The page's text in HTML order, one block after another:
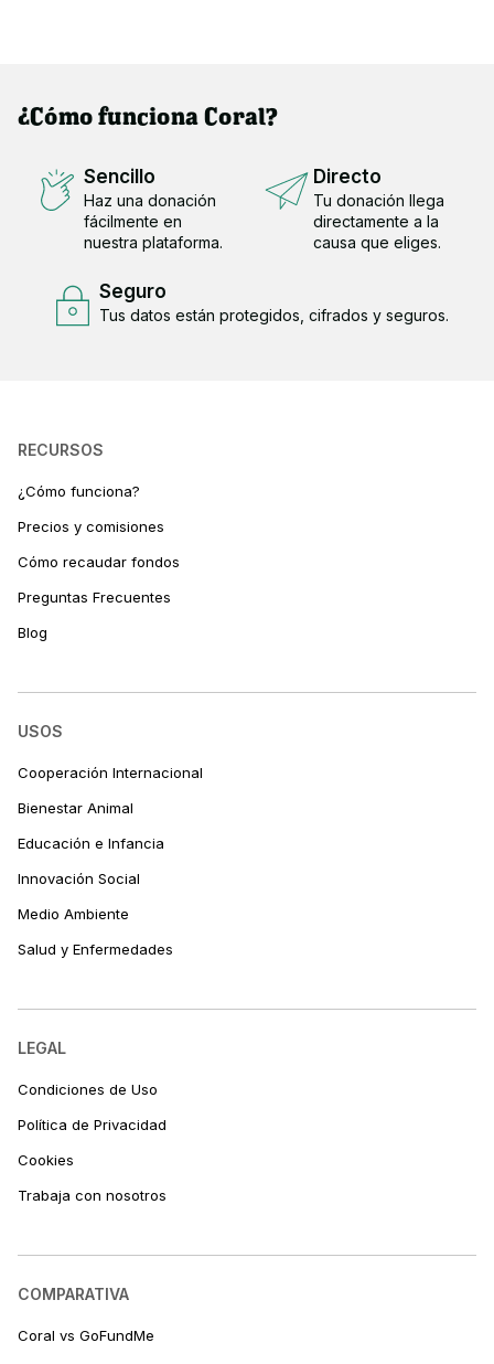
¿Cómo funciona Coral?
Sencillo
Haz una donación
fácilmente en
nuestra plataforma.
Directo
Tu donación llega
directamente a la
causa que eliges.
Seguro
Tus datos están protegidos, cifrados y seguros.
RECURSOS
¿Cómo funciona?
Precios y comisiones
Cómo recaudar fondos
Preguntas Frecuentes
Blog
USOS
Cooperación Internacional
Bienestar Animal
Educación e Infancia
Innovación Social
Medio Ambiente
Salud y Enfermedades
LEGAL
Condiciones de Uso
Política de Privacidad
Cookies
Trabaja con nosotros
COMPARATIVA
Coral vs GoFundMe